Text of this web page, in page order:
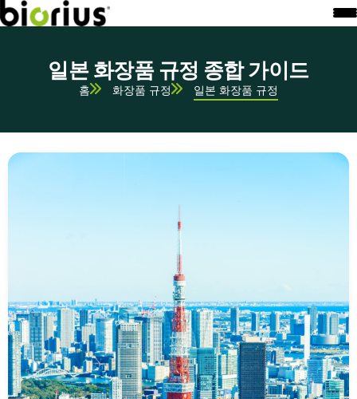
일본 화장품 규정 종합 가이드
홈 화장품 규정 일본 화장품 규정